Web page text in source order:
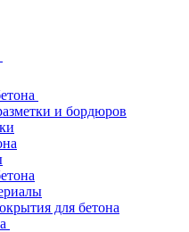
и бордюров
для бетона